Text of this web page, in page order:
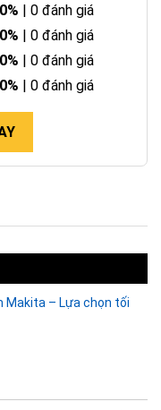
0% | 0 đánh giá
0% | 0 đánh giá
0% | 0 đánh giá
0% | 0 đánh giá
Makita – Lựa chọn tối